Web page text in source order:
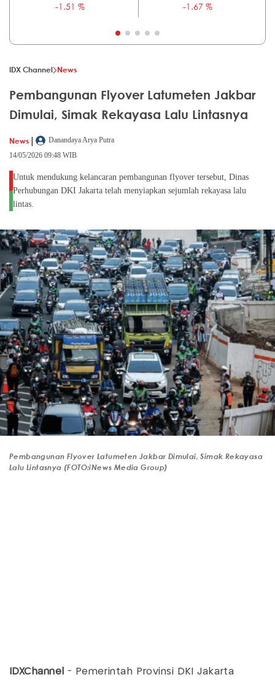
-1.51 %
-1.67 %
IDX Channel News
Pembangunan Flyover Latumeten Jakbar
Dimulai, Simak Rekayasa Lalu Lintasnya
News |
Danandaya Arya Putra
14/05/2026 09:48 WIB
Untuk mendukung kelancaran pembangunan flyover tersebut, Dinas
Perhubungan DKI Jakarta telah menyiapkan sejumlah rekayasa lalu
lintas.
Pembangunan Flyover Latumeten Jakbar Dimulai, Simak Rekayasa
Lalu Lintasnya (FOTO:iNews Media Group)
IDXChannel
- Pemerintah Provinsi DKI Jakarta